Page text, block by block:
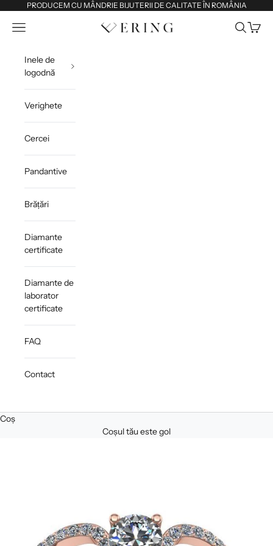
Sari la conținutPRODUCEM CU MÂNDRIE BIJUTERII DE CALITATE ÎN ROMÂNIA
Ering
Deschide meniul de navigare Deschide
Inele de
logodnă
Verighete
Cercei
Pandantive
Brățări
Diamante
certificate
Diamante de
laborator
certificate
FAQ
Contact
Coș
Coșul tău este gol